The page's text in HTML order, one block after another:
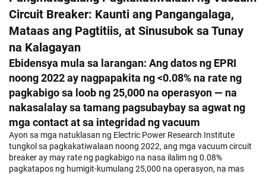
Circuit Breaker: Kaunti ang Pangangalaga,
Mataas ang Pagtitiis, at Sinusubok sa Tunay
na Kalagayan
Ebidensya mula sa larangan: Ang datos ng EPRI
noong 2022 ay nagpapakita ng <0.08% na rate ng
pagkabigo sa loob ng 25,000 na operasyon — na
nakasalalay sa tamang pagsubaybay sa agwat ng
mga contact at sa integridad ng vacuum
Ayon sa mga natuklasan ng Electric Power Research Institute
tungkol sa pagkakatiwalaan noong 2022, ang mga vacuum circuit
breaker ay may rate ng pagkabigo na nasa ilalim ng 0.08%
pagkatapos ng humigit-kumulang 25,000 na operasyon, na mas